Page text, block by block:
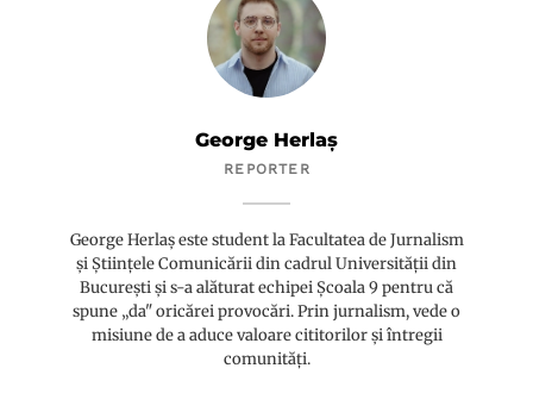
George Herlaș
REPORTER
George Herlaș este student la Facultatea de Jurnalism
și Științele Comunicării din cadrul Universității din
București și s-a alăturat echipei Școala 9 pentru că
spune „da" oricărei provocări. Prin jurnalism, vede o
misiune de a aduce valoare cititorilor și întregii
comunități.